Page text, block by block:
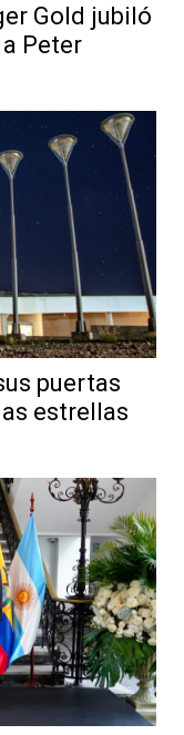
Gold jubiló
Peter
puertas
estrellas